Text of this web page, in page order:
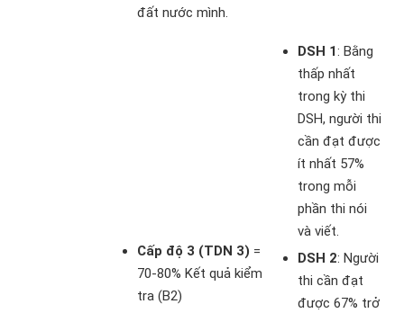
đất nước mình.
Cấp độ 3 (TDN 3) =
70-80% Kết quả kiểm
tra (B2)
DSH 1: Bằng
thấp nhất
trong kỳ thi
DSH, người thi
cần đạt được
ít nhất 57%
trong mỗi
phần thi nói
và viết.
DSH 2: Người
thi cần đạt
được 67% trở